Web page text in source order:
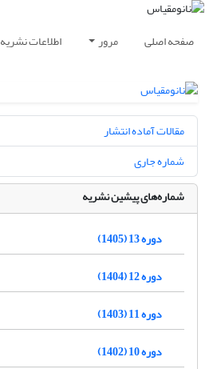
صفحه اصلی مرور اطلاعات نشریه
مقالات آماده انتشار
شماره جاری
شماره‌های پیشین نشریه
دوره 13 (1405)
دوره 12 (1404)
دوره 11 (1403)
دوره 10 (1402)